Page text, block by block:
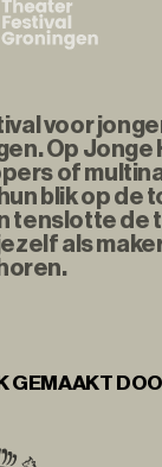
voor
Op Jonge
of
blik op de
tenslotte de
als
GEMAAKT